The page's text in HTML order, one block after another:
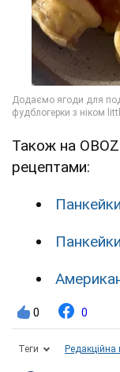
Також на
рецептами:
0 0
Теги Редакційна